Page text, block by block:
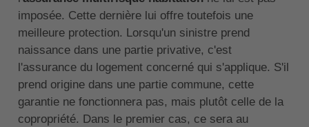
imposée. Cette dernière lui offre toutefois une
meilleure protection. Lorsqu'un sinistre prend
naissance dans une partie privative, c'est
l'assurance du logement concerné qui s'applique. S'il
prend origine dans une partie commune, cette
garantie ne fonctionnera pas, mais plutôt celle de la
copropriété. Dans le premier cas, ce sera au